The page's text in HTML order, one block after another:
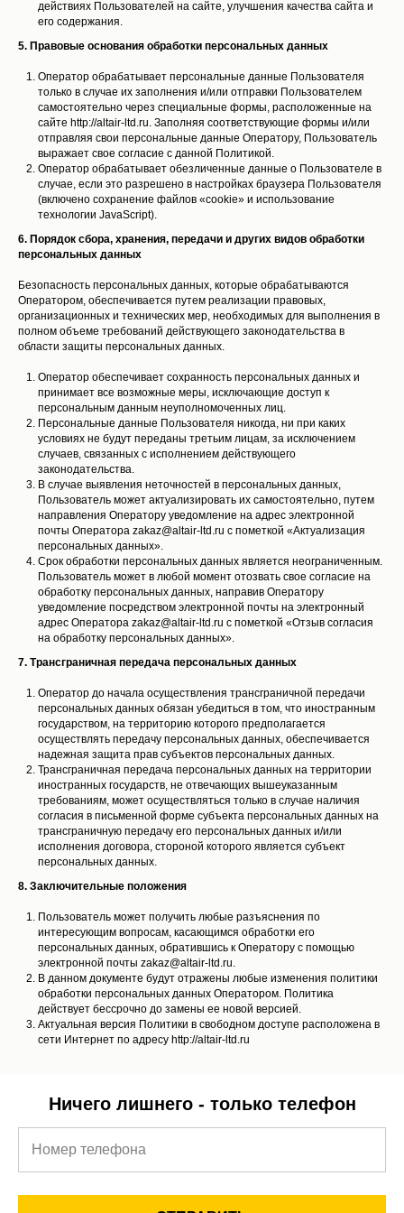
действиях Пользователей на сайте, улучшения качества сайта и
его содержания.
5. Правовые основания обработки персональных данных
Оператор обрабатывает персональные данные Пользователя
только в случае их заполнения и/или отправки Пользователем
самостоятельно через специальные формы, расположенные на
сайте http://altair-ltd.ru. Заполняя соответствующие формы и/или
отправляя свои персональные данные Оператору, Пользователь
выражает свое согласие с данной Политикой.
Оператор обрабатывает обезличенные данные о Пользователе в
случае, если это разрешено в настройках браузера Пользователя
(включено сохранение файлов «cookie» и использование
технологии JavaScript).
6. Порядок сбора, хранения, передачи и других видов обработки
персональных данных
Безопасность персональных данных, которые обрабатываются
Оператором, обеспечивается путем реализации правовых,
организационных и технических мер, необходимых для выполнения в
полном объеме требований действующего законодательства в
области защиты персональных данных.
Оператор обеспечивает сохранность персональных данных и
принимает все возможные меры, исключающие доступ к
персональным данным неуполномоченных лиц.
Персональные данные Пользователя никогда, ни при каких
условиях не будут переданы третьим лицам, за исключением
случаев, связанных с исполнением действующего
законодательства.
В случае выявления неточностей в персональных данных,
Пользователь может актуализировать их самостоятельно, путем
направления Оператору уведомление на адрес электронной
почты Оператора zakaz@altair-ltd.ru с пометкой «Актуализация
персональных данных».
Срок обработки персональных данных является неограниченным.
Пользователь может в любой момент отозвать свое согласие на
обработку персональных данных, направив Оператору
уведомление посредством электронной почты на электронный
адрес Оператора zakaz@altair-ltd.ru с пометкой «Отзыв согласия
на обработку персональных данных».
7. Трансграничная передача персональных данных
Оператор до начала осуществления трансграничной передачи
персональных данных обязан убедиться в том, что иностранным
государством, на территорию которого предполагается
осуществлять передачу персональных данных, обеспечивается
надежная защита прав субъектов персональных данных.
Трансграничная передача персональных данных на территории
иностранных государств, не отвечающих вышеуказанным
требованиям, может осуществляться только в случае наличия
согласия в письменной форме субъекта персональных данных на
трансграничную передачу его персональных данных и/или
исполнения договора, стороной которого является субъект
персональных данных.
8. Заключительные положения
Пользователь может получить любые разъяснения по
интересующим вопросам, касающимся обработки его
персональных данных, обратившись к Оператору с помощью
электронной почты zakaz@altair-ltd.ru.
В данном документе будут отражены любые изменения политики
обработки персональных данных Оператором. Политика
действует бессрочно до замены ее новой версией.
Актуальная версия Политики в свободном доступе расположена в
сети Интернет по адресу http://altair-ltd.ru
Ничего лишнего - только телефон